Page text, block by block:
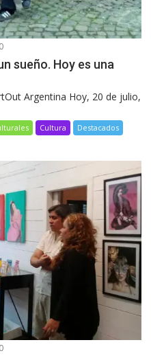
0
sueño. Hoy es una
Argentina Hoy, 20 de julio,
Cultura
Destacados
0